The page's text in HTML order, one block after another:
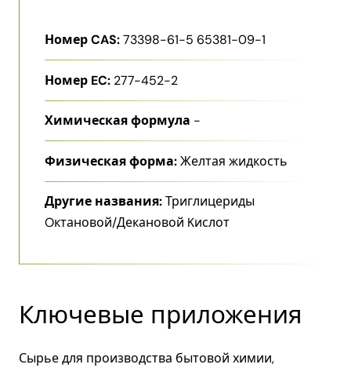
Номер CAS:73398-61-5 65381-09-1
Номер EC: 277-452-2
Химическая формула -
Физическая форма:Желтая жидкость
Другие названия:Триглицериды
Oктановой/Декановой Kислот
Ключевые приложения
Сырье для производства бытовой химии,